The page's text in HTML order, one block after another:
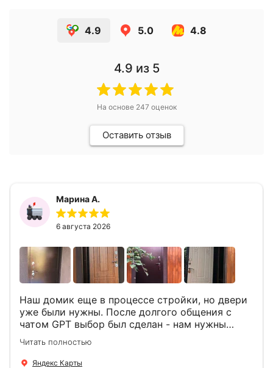
4.9 5.0 4.8
4.9 из 5
На основе 247 оценок
Оставить отзыв
Марина А.
6 августа 2026
Наш домик еще в процессе стройки, но двери
уже были нужны. После долгого общения с
чатом GPT выбор был сделан - нам нужны
двери Аргус Термо Композит, которые нашлись
в компании ДвериОпт . Менеджер Филипп
ответил на все вопросы, посчитал стоимость и
Читать полностью
Яндекс Карты